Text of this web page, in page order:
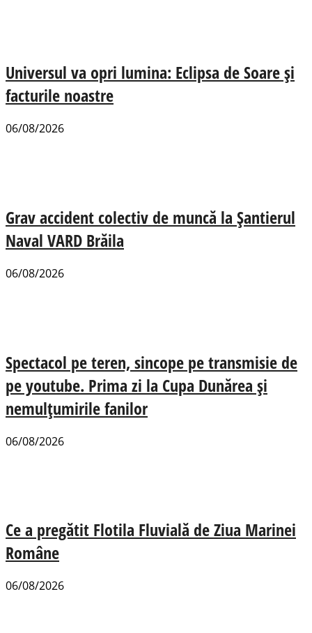
Universul va opri lumina: Eclipsa de Soare și
facturile noastre
06/08/2026
Grav accident colectiv de muncă la Șantierul
Naval VARD Brăila
06/08/2026
Spectacol pe teren, sincope pe transmisie de
pe youtube. Prima zi la Cupa Dunărea și
nemulțumirile fanilor
06/08/2026
Ce a pregătit Flotila Fluvială de Ziua Marinei
Române
06/08/2026